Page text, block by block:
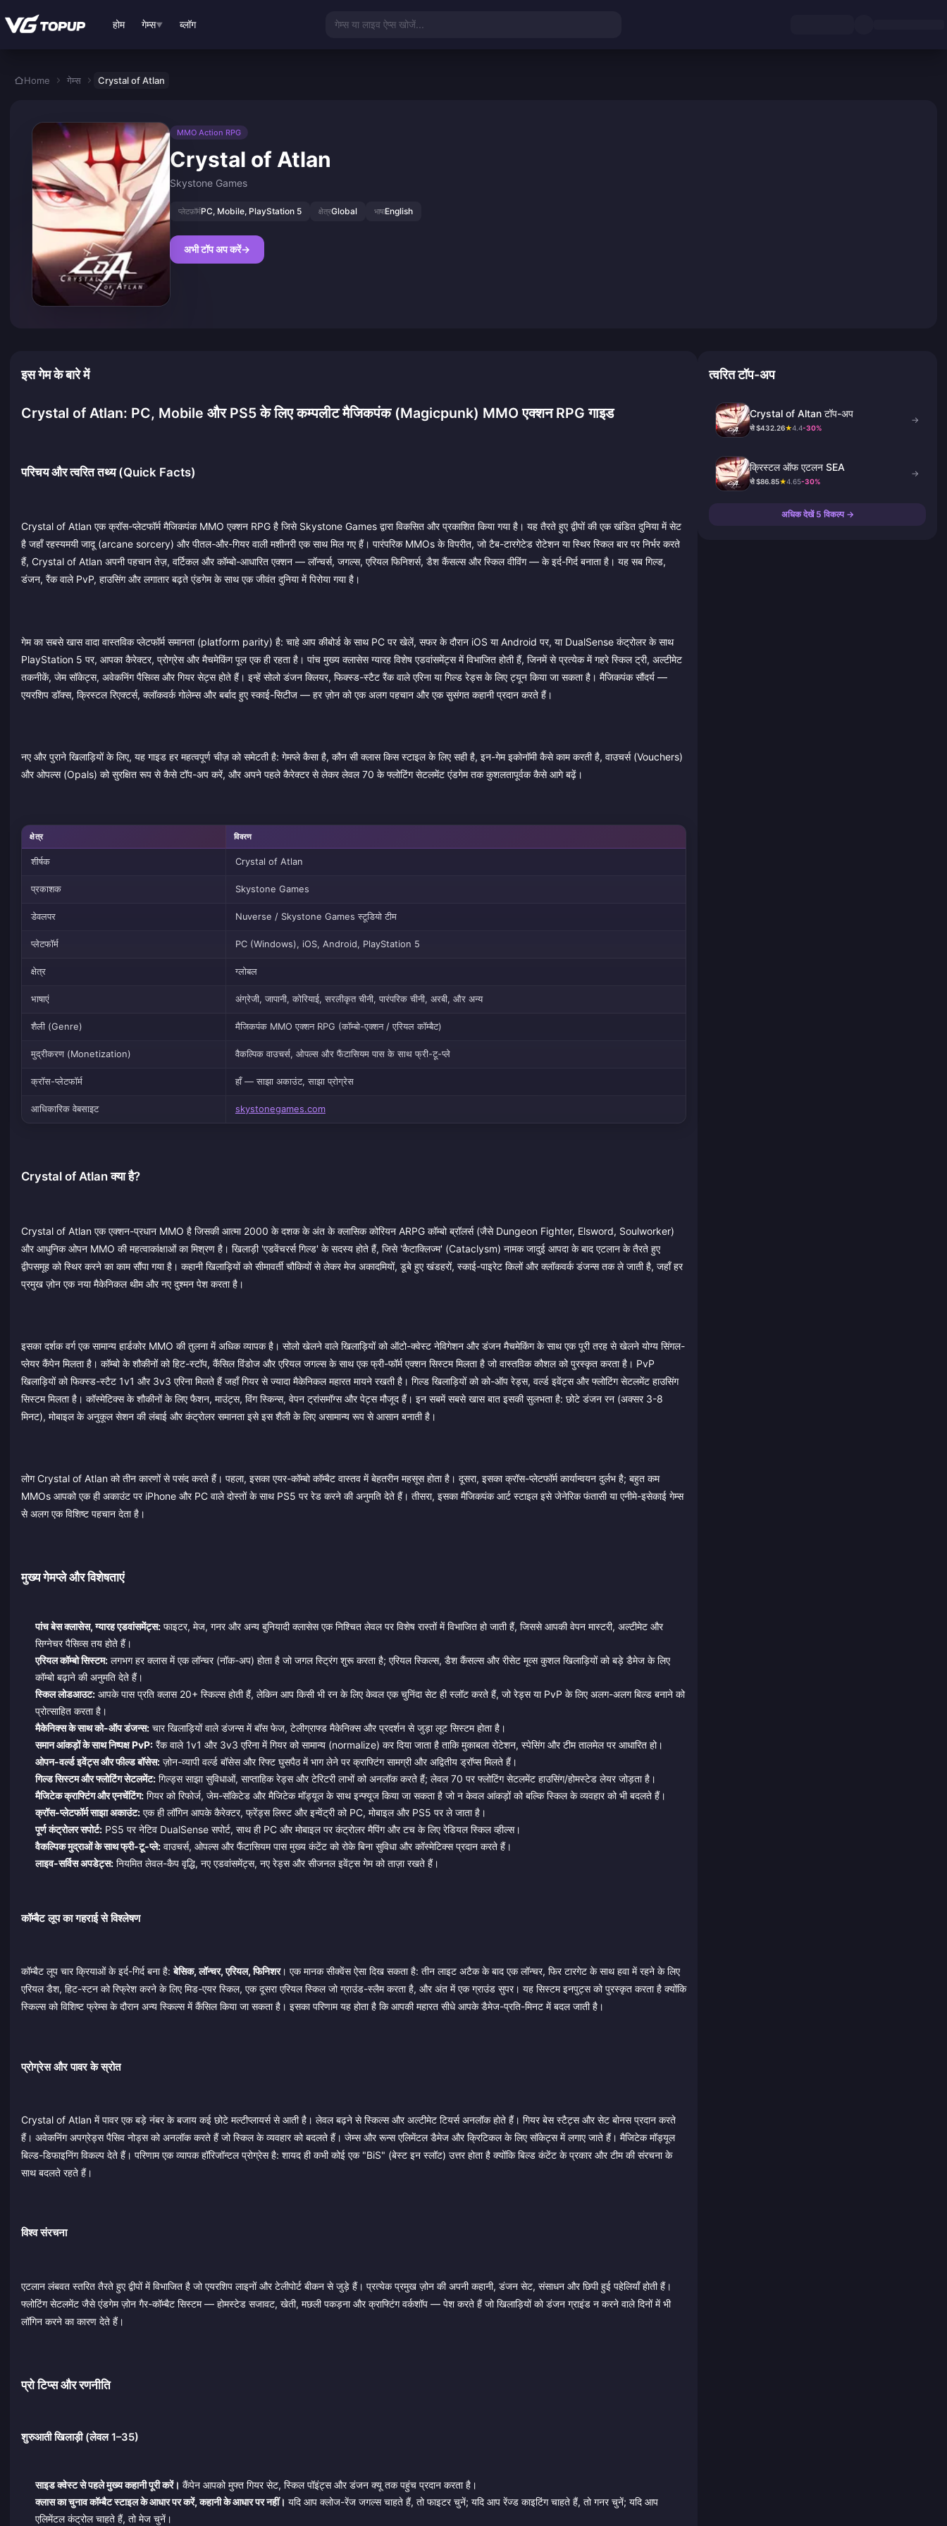
होम गेम्स▼ ब्लॉग गेम्स या लाइव ऐप्स खोजें...
Home गेम्स Crystal of Atlan
MMO Action RPG
Crystal of Atlan
Skystone Games
प्लेटफ़ॉर्मPC, Mobile, PlayStation 5 क्षेत्रGlobal भाषाEnglish
अभी टॉप अप करें→
इस गेम के बारे में
Crystal of Atlan: PC, Mobile और PS5 के लिए कम्पलीट मैजिकपंक (Magicpunk) MMO एक्शन RPG गाइड
परिचय और त्वरित तथ्य (Quick Facts)
Crystal of Atlan एक क्रॉस-प्लेटफॉर्म मैजिकपंक MMO एक्शन RPG है जिसे Skystone Games द्वारा विकसित और प्रकाशित किया गया है। यह तैरते हुए द्वीपों की एक खंडित दुनिया में सेट
है जहाँ रहस्यमयी जादू (arcane sorcery) और पीतल-और-गियर वाली मशीनरी एक साथ मिल गए हैं। पारंपरिक MMOs के विपरीत, जो टैब-टारगेटेड रोटेशन या स्थिर स्किल बार पर निर्भर करते
हैं, Crystal of Atlan अपनी पहचान तेज़, वर्टिकल और कॉम्बो-आधारित एक्शन — लॉन्चर्स, जगल्स, एरियल फिनिशर्स, डैश कैंसल्स और स्किल वीविंग — के इर्द-गिर्द बनाता है। यह सब गिल्ड,
डंजन, रैंक वाले PvP, हाउसिंग और लगातार बढ़ते एंडगेम के साथ एक जीवंत दुनिया में पिरोया गया है।
गेम का सबसे खास वादा वास्तविक प्लेटफॉर्म समानता (platform parity) है: चाहे आप कीबोर्ड के साथ PC पर खेलें, सफर के दौरान iOS या Android पर, या DualSense कंट्रोलर के साथ
PlayStation 5 पर, आपका कैरेक्टर, प्रोग्रेस और मैचमेकिंग पूल एक ही रहता है। पांच मुख्य क्लासेस ग्यारह विशेष एडवांसमेंट्स में विभाजित होती हैं, जिनमें से प्रत्येक में गहरे स्किल ट्री, अल्टीमेट
तकनीकें, जेम सॉकेट्स, अवेकनिंग पैसिव्स और गियर सेट्स होते हैं। इन्हें सोलो डंजन क्लियर, फिक्स्ड-स्टैट रैंक वाले एरिना या गिल्ड रेड्स के लिए ट्यून किया जा सकता है। मैजिकपंक सौंदर्य —
एयरशिप डॉक्स, क्रिस्टल रिएक्टर्स, क्लॉकवर्क गोलेम्स और बर्बाद हुए स्काई-सिटीज — हर ज़ोन को एक अलग पहचान और एक सुसंगत कहानी प्रदान करते हैं।
नए और पुराने खिलाड़ियों के लिए, यह गाइड हर महत्वपूर्ण चीज़ को समेटती है: गेमप्ले कैसा है, कौन सी क्लास किस स्टाइल के लिए सही है, इन-गेम इकोनॉमी कैसे काम करती है, वाउचर्स (Vouchers)
और ओपल्स (Opals) को सुरक्षित रूप से कैसे टॉप-अप करें, और अपने पहले कैरेक्टर से लेकर लेवल 70 के फ्लोटिंग सेटलमेंट एंडगेम तक कुशलतापूर्वक कैसे आगे बढ़ें।
क्षेत्र विवरण
शीर्षक Crystal of Atlan
प्रकाशक Skystone Games
डेवलपर Nuverse / Skystone Games स्टूडियो टीम
प्लेटफॉर्म PC (Windows), iOS, Android, PlayStation 5
क्षेत्र ग्लोबल
भाषाएं अंग्रेजी, जापानी, कोरियाई, सरलीकृत चीनी, पारंपरिक चीनी, अरबी, और अन्य
शैली (Genre) मैजिकपंक MMO एक्शन RPG (कॉम्बो-एक्शन / एरियल कॉम्बैट)
मुद्रीकरण (Monetization) वैकल्पिक वाउचर्स, ओपल्स और फैंटासियम पास के साथ फ्री-टू-प्ले
क्रॉस-प्लेटफॉर्म हाँ — साझा अकाउंट, साझा प्रोग्रेस
आधिकारिक वेबसाइट skystonegames.com
Crystal of Atlan क्या है?
Crystal of Atlan एक एक्शन-प्रधान MMO है जिसकी आत्मा 2000 के दशक के अंत के क्लासिक कोरियन ARPG कॉम्बो ब्रॉलर्स (जैसे Dungeon Fighter, Elsword, Soulworker)
और आधुनिक ओपन MMO की महत्वाकांक्षाओं का मिश्रण है। खिलाड़ी 'एडवेंचरर्स गिल्ड' के सदस्य होते हैं, जिसे 'कैटाक्लिज्म' (Cataclysm) नामक जादुई आपदा के बाद एटलान के तैरते हुए
द्वीपसमूह को स्थिर करने का काम सौंपा गया है। कहानी खिलाड़ियों को सीमावर्ती चौकियों से लेकर मेज अकादमियों, डूबे हुए खंडहरों, स्काई-पाइरेट किलों और क्लॉकवर्क डंजन्स तक ले जाती है, जहाँ हर
प्रमुख ज़ोन एक नया मैकेनिकल थीम और नए दुश्मन पेश करता है।
इसका दर्शक वर्ग एक सामान्य हार्डकोर MMO की तुलना में अधिक व्यापक है। सोलो खेलने वाले खिलाड़ियों को ऑटो-क्वेस्ट नेविगेशन और डंजन मैचमेकिंग के साथ एक पूरी तरह से खेलने योग्य सिंगल-
प्लेयर कैंपेन मिलता है। कॉम्बो के शौकीनों को हिट-स्टॉप, कैंसिल विंडोज और एरियल जगल्स के साथ एक फ्री-फॉर्म एक्शन सिस्टम मिलता है जो वास्तविक कौशल को पुरस्कृत करता है। PvP
खिलाड़ियों को फिक्स्ड-स्टैट 1v1 और 3v3 एरिना मिलते हैं जहाँ गियर से ज्यादा मैकेनिकल महारत मायने रखती है। गिल्ड खिलाड़ियों को को-ऑप रेड्स, वर्ल्ड इवेंट्स और फ्लोटिंग सेटलमेंट हाउसिंग
सिस्टम मिलता है। कॉस्मेटिक्स के शौकीनों के लिए फैशन, माउंट्स, विंग स्किन्स, वेपन ट्रांसमॉग्स और पेट्स मौजूद हैं। इन सबमें सबसे खास बात इसकी सुलभता है: छोटे डंजन रन (अक्सर 3-8
मिनट), मोबाइल के अनुकूल सेशन की लंबाई और कंट्रोलर समानता इसे इस शैली के लिए असामान्य रूप से आसान बनाती है।
लोग Crystal of Atlan को तीन कारणों से पसंद करते हैं। पहला, इसका एयर-कॉम्बो कॉम्बैट वास्तव में बेहतरीन महसूस होता है। दूसरा, इसका क्रॉस-प्लेटफॉर्म कार्यान्वयन दुर्लभ है; बहुत कम
MMOs आपको एक ही अकाउंट पर iPhone और PC वाले दोस्तों के साथ PS5 पर रेड करने की अनुमति देते हैं। तीसरा, इसका मैजिकपंक आर्ट स्टाइल इसे जेनेरिक फंतासी या एनीमे-इसेकाई गेम्स
से अलग एक विशिष्ट पहचान देता है।
मुख्य गेमप्ले और विशेषताएं
पांच बेस क्लासेस, ग्यारह एडवांसमेंट्स:फाइटर, मेज, गनर और अन्य बुनियादी क्लासेस एक निश्चित लेवल पर विशेष रास्तों में विभाजित हो जाती हैं, जिससे आपकी वेपन मास्टरी, अल्टीमेट और
सिग्नेचर पैसिव्स तय होते हैं।
एरियल कॉम्बो सिस्टम:लगभग हर क्लास में एक लॉन्चर (नॉक-अप) होता है जो जगल स्ट्रिंग शुरू करता है; एरियल स्किल्स, डैश कैंसल्स और रीसेट मूव्स कुशल खिलाड़ियों को बड़े डैमेज के लिए
कॉम्बो बढ़ाने की अनुमति देते हैं।
स्किल लोडआउट:आपके पास प्रति क्लास 20+ स्किल्स होती हैं, लेकिन आप किसी भी रन के लिए केवल एक चुनिंदा सेट ही स्लॉट करते हैं, जो रेड्स या PvP के लिए अलग-अलग बिल्ड बनाने को
प्रोत्साहित करता है।
मैकेनिक्स के साथ को-ऑप डंजन्स:चार खिलाड़ियों वाले डंजन्स में बॉस फेज, टेलीग्राफ्ड मैकेनिक्स और प्रदर्शन से जुड़ा लूट सिस्टम होता है।
समान आंकड़ों के साथ निष्पक्ष PvP:रैंक वाले 1v1 और 3v3 एरिना में गियर को सामान्य (normalize) कर दिया जाता है ताकि मुकाबला रोटेशन, स्पेसिंग और टीम तालमेल पर आधारित हो।
ओपन-वर्ल्ड इवेंट्स और फील्ड बॉसेस:ज़ोन-व्यापी वर्ल्ड बॉसेस और रिफ्ट घुसपैठ में भाग लेने पर क्राफ्टिंग सामग्री और अद्वितीय ड्रॉप्स मिलते हैं।
गिल्ड सिस्टम और फ्लोटिंग सेटलमेंट:गिल्ड्स साझा सुविधाओं, साप्ताहिक रेड्स और टेरिटरी लाभों को अनलॉक करते हैं; लेवल 70 पर फ्लोटिंग सेटलमेंट हाउसिंग/होमस्टेड लेयर जोड़ता है।
मैजिटेक क्राफ्टिंग और एनचेंटिंग:गियर को रिफोर्ज, जेम-सॉकेटेड और मैजिटेक मॉड्यूल के साथ इन्फ्यूज किया जा सकता है जो न केवल आंकड़ों को बल्कि स्किल के व्यवहार को भी बदलते हैं।
क्रॉस-प्लेटफॉर्म साझा अकाउंट:एक ही लॉगिन आपके कैरेक्टर, फ्रेंड्स लिस्ट और इन्वेंट्री को PC, मोबाइल और PS5 पर ले जाता है।
पूर्ण कंट्रोलर सपोर्ट:PS5 पर नेटिव DualSense सपोर्ट, साथ ही PC और मोबाइल पर कंट्रोलर मैपिंग और टच के लिए रेडियल स्किल व्हील्स।
वैकल्पिक मुद्राओं के साथ फ्री-टू-प्ले:वाउचर्स, ओपल्स और फैंटासियम पास मुख्य कंटेंट को रोके बिना सुविधा और कॉस्मेटिक्स प्रदान करते हैं।
लाइव-सर्विस अपडेट्स:नियमित लेवल-कैप वृद्धि, नए एडवांसमेंट्स, नए रेड्स और सीजनल इवेंट्स गेम को ताज़ा रखते हैं।
कॉम्बैट लूप का गहराई से विश्लेषण
कॉम्बैट लूप चार क्रियाओं के इर्द-गिर्द बना है:बेसिक, लॉन्चर, एरियल, फिनिशर। एक मानक सीक्वेंस ऐसा दिख सकता है: तीन लाइट अटैक के बाद एक लॉन्चर, फिर टारगेट के साथ हवा में रहने के लिए
एरियल डैश, हिट-स्टन को रिफ्रेश करने के लिए मिड-एयर स्किल, एक दूसरा एरियल स्किल जो ग्राउंड-स्लैम करता है, और अंत में एक ग्राउंड सुपर। यह सिस्टम इनपुट्स को पुरस्कृत करता है क्योंकि
स्किल्स को विशिष्ट फ्रेम्स के दौरान अन्य स्किल्स में कैंसिल किया जा सकता है। इसका परिणाम यह होता है कि आपकी महारत सीधे आपके डैमेज-प्रति-मिनट में बदल जाती है।
प्रोग्रेस और पावर के स्रोत
Crystal of Atlan में पावर एक बड़े नंबर के बजाय कई छोटे मल्टीप्लायर्स से आती है। लेवल बढ़ने से स्किल्स और अल्टीमेट टियर्स अनलॉक होते हैं। गियर बेस स्टैट्स और सेट बोनस प्रदान करते
हैं। अवेकनिंग अपग्रेड्स पैसिव नोड्स को अनलॉक करते हैं जो स्किल के व्यवहार को बदलते हैं। जेम्स और रून्स एलिमेंटल डैमेज और क्रिटिकल के लिए सॉकेट्स में लगाए जाते हैं। मैजिटेक मॉड्यूल
बिल्ड-डिफाइनिंग विकल्प देते हैं। परिणाम एक व्यापक हॉरिजॉन्टल प्रोग्रेस है: शायद ही कभी कोई एक "BiS" (बेस्ट इन स्लॉट) उत्तर होता है क्योंकि बिल्ड कंटेंट के प्रकार और टीम की संरचना के
साथ बदलते रहते हैं।
विश्व संरचना
एटलान लंबवत स्तरित तैरते हुए द्वीपों में विभाजित है जो एयरशिप लाइनों और टेलीपोर्ट बीकन से जुड़े हैं। प्रत्येक प्रमुख ज़ोन की अपनी कहानी, डंजन सेट, संसाधन और छिपी हुई पहेलियाँ होती हैं।
फ्लोटिंग सेटलमेंट जैसे एंडगेम ज़ोन गैर-कॉम्बैट सिस्टम — होमस्टेड सजावट, खेती, मछली पकड़ना और क्राफ्टिंग वर्कशॉप — पेश करते हैं जो खिलाड़ियों को डंजन ग्राइंड न करने वाले दिनों में भी
लॉगिन करने का कारण देते हैं।
प्रो टिप्स और रणनीति
शुरुआती खिलाड़ी (लेवल 1–35)
साइड क्वेस्ट से पहले मुख्य कहानी पूरी करें। कैंपेन आपको मुफ्त गियर सेट, स्किल पॉइंट्स और डंजन क्यू तक पहुंच प्रदान करता है।
क्लास का चुनाव कॉम्बैट स्टाइल के आधार पर करें, कहानी के आधार पर नहीं। यदि आप क्लोज-रेंज जगल्स चाहते हैं, तो फाइटर चुनें; यदि आप रेंज्ड काइटिंग चाहते हैं, तो गनर चुनें; यदि आप
एलिमेंटल कंट्रोल चाहते हैं, तो मेज चुनें।
त्वरित टॉप-अप
Crystal of Altan टॉप-अप
से $432.26★4.4-30%
→
क्रिस्टल ऑफ एटलन SEA
से $86.85★4.65-30%
→
अधिक देखें 5 विकल्प →